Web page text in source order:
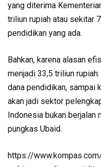
yang diterima
triliun rupiah atau sekitar
pendidikan yang ada.
Bahkan, karena alasan
menjadi 33,5 triliun
dana pendidikan, sampai
akan jadi sektor
Indonesia bukan berjalan
pungkas Ubaid.
https://